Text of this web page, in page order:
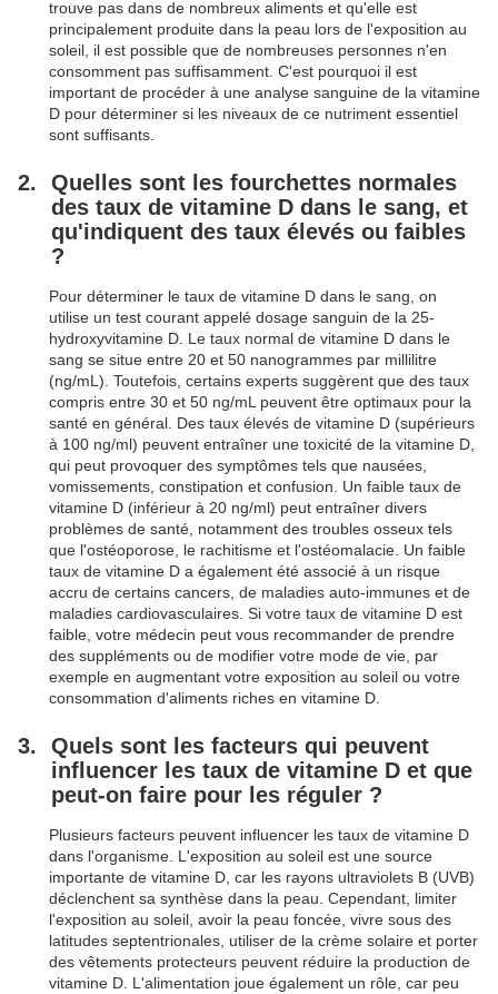
trouve pas dans de nombreux aliments et qu'elle est
principalement produite dans la peau lors de l'exposition au
soleil, il est possible que de nombreuses personnes n'en
consomment pas suffisamment. C'est pourquoi il est
important de procéder à une analyse sanguine de la vitamine
D pour déterminer si les niveaux de ce nutriment essentiel
sont suffisants.
Quelles sont les fourchettes normales
des taux de vitamine D dans le sang, et
qu'indiquent des taux élevés ou faibles
?
Pour déterminer le taux de vitamine D dans le sang, on
utilise un test courant appelé dosage sanguin de la 25-
hydroxyvitamine D. Le taux normal de vitamine D dans le
sang se situe entre 20 et 50 nanogrammes par millilitre
(ng/mL). Toutefois, certains experts suggèrent que des taux
compris entre 30 et 50 ng/mL peuvent être optimaux pour la
santé en général. Des taux élevés de vitamine D (supérieurs
à 100 ng/ml) peuvent entraîner une toxicité de la vitamine D,
qui peut provoquer des symptômes tels que nausées,
vomissements, constipation et confusion. Un faible taux de
vitamine D (inférieur à 20 ng/ml) peut entraîner divers
problèmes de santé, notamment des troubles osseux tels
que l'ostéoporose, le rachitisme et l'ostéomalacie. Un faible
taux de vitamine D a également été associé à un risque
accru de certains cancers, de maladies auto-immunes et de
maladies cardiovasculaires. Si votre taux de vitamine D est
faible, votre médecin peut vous recommander de prendre
des suppléments ou de modifier votre mode de vie, par
exemple en augmentant votre exposition au soleil ou votre
consommation d'aliments riches en vitamine D.
Quels sont les facteurs qui peuvent
influencer les taux de vitamine D et que
peut-on faire pour les réguler ?
Plusieurs facteurs peuvent influencer les taux de vitamine D
dans l'organisme. L'exposition au soleil est une source
importante de vitamine D, car les rayons ultraviolets B (UVB)
déclenchent sa synthèse dans la peau. Cependant, limiter
l'exposition au soleil, avoir la peau foncée, vivre sous des
latitudes septentrionales, utiliser de la crème solaire et porter
des vêtements protecteurs peuvent réduire la production de
vitamine D. L'alimentation joue également un rôle, car peu